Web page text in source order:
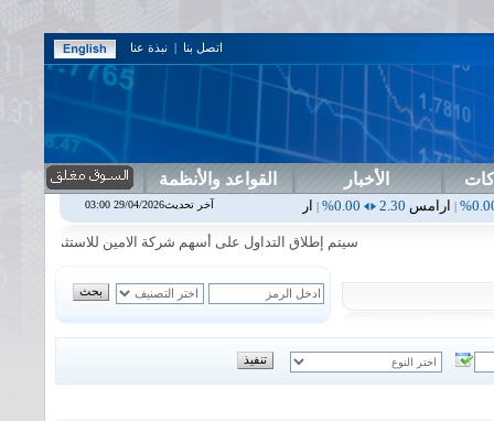
اتصل بنا | نبذة عنا
الأخبار القواعد والأنظمة
2.30
0.00%
|اربيل0.00
0.00%
0.00
0.00%
|اسفنج
سيتم إطلاق التداول على أسهم شركة الامين للاستثمار المالي في